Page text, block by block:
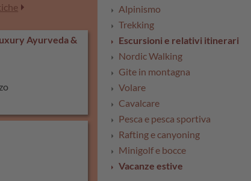
Ayurveda &
Alpinismo
Trekking
Escursioni e relativi itinerari
Nordic Walking
Gite in montagna
Volare
Cavalcare
Pesca e pesca sportiva
Rafting e canyoning
Minigolf e bocce
Vacanze estive